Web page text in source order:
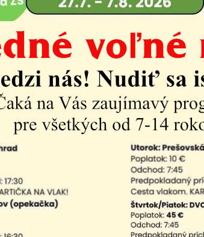
mestskej časti k prvku
detských inkluzívnych ihrísk
, na ktorý sme získalidotáciu v plnej
umiestnené na detských inkluzívnych
žiadne iné (alternatívne) riešenie.
dôvodov mestská časť požiadala v
vybrala najlacnejšiu ponuku.
ako aj osadenie prvku,
ďalšie prvky vedúce k zveľadeniu